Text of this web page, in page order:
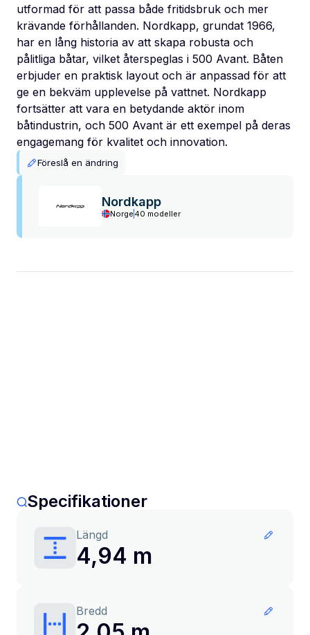
utformad för att passa både fritidsbruk och mer
krävande förhållanden. Nordkapp, grundat 1966,
har en lång historia av att skapa robusta och
pålitliga båtar, vilket återspeglas i 500 Avant. Båten
erbjuder en praktisk layout och är anpassad för att
ge en bekväm upplevelse på vattnet. Nordkapp
fortsätter att vara en betydande aktör inom
båtindustrin, och 500 Avant är ett exempel på deras
engagemang för kvalitet och innovation.
Föreslå en ändring
Nordkapp
Norge 40 modeller
Specifikationer
Längd
4,94 m
Bredd